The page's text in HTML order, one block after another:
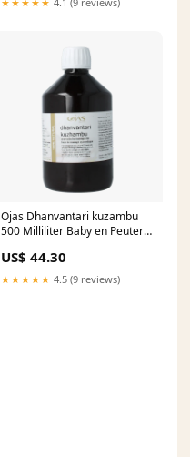
Ojas Dhanvantari kuzambu
500 Milliliter Baby en Peuter
US$ 44.30
★★★★★ 4.5 (9 reviews)